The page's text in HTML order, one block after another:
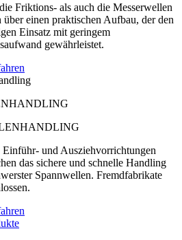
Friktions- als auch die Messerwellen
über einen praktischen Aufbau, der den
Einsatz mit geringem
gewährleistet.
und Ausziehvorrichtungen
das sichere und schnelle Handling
Spannwellen. Fremdfabrikate